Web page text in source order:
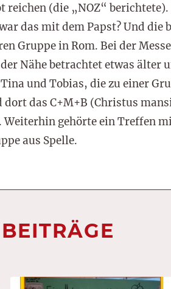
(die „NOZ“ berichtete).
das mit dem Papst? Und die
Gruppe in Rom. Bei der
Nähe betrachtet etwas älter
und Tobias, die zu einer
dort das C+M+B (Christus
Weiterhin gehörte ein Treffen
aus Spelle.